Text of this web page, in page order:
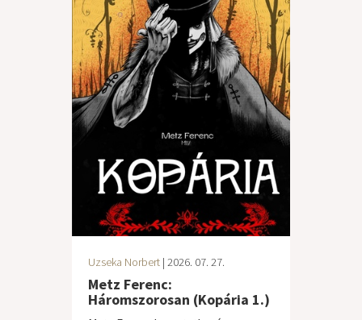
Uzseka Norbert | 2026. 07. 27.
Metz Ferenc:
Háromszorosan (Kopária 1.)